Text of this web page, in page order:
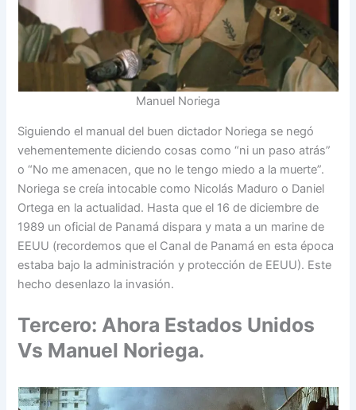
Manuel Noriega
Siguiendo el manual del buen dictador Noriega se negó
vehementemente diciendo cosas como “ni un paso atrás”
o “No me amenacen, que no le tengo miedo a la muerte”.
Noriega se creía intocable como Nicolás Maduro o Daniel
Ortega en la actualidad. Hasta que el 16 de diciembre de
1989 un oficial de Panamá dispara y mata a un marine de
EEUU (recordemos que el Canal de Panamá en esta época
estaba bajo la administración y protección de EEUU). Este
hecho desenlazo la invasión.
Tercero: Ahora Estados Unidos
Vs Manuel Noriega.